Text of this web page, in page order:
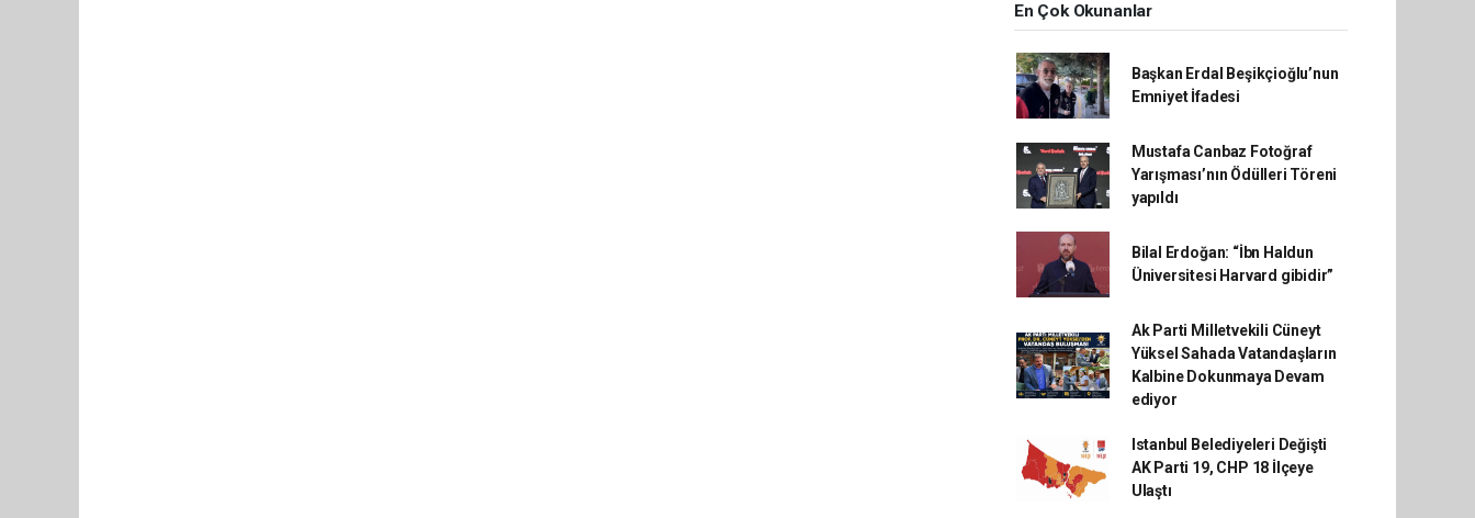
En Çok Okunanlar
Başkan Erdal Beşikçioğlu’nun
Emniyet İfadesi
Mustafa Canbaz Fotoğraf
Yarışması’nın Ödülleri Töreni
yapıldı
Bilal Erdoğan: “İbn Haldun
Üniversitesi Harvard gibidir”
Ak Parti Milletvekili Cüneyt
Yüksel Sahada Vatandaşların
Kalbine Dokunmaya Devam
ediyor
Istanbul Belediyeleri Değişti
AK Parti 19, CHP 18 İlçeye
Ulaştı